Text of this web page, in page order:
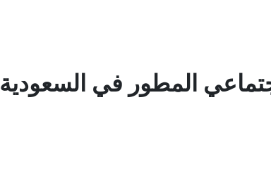
المطور في السعودية